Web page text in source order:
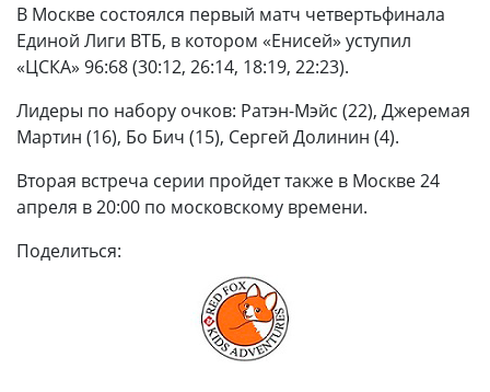
В Москве состоялся первый матч четвертьфинала
Единой Лиги ВТБ, в котором «Енисей» уступил
«ЦСКА» 96:68 (30:12, 26:14, 18:19, 22:23).
Лидеры по набору очков: Ратэн-Мэйс (22), Джеремая
Мартин (16), Бо Бич (15), Сергей Долинин (4).
Вторая встреча серии пройдет также в Москве 24
апреля в 20:00 по московскому времени.
Поделиться: